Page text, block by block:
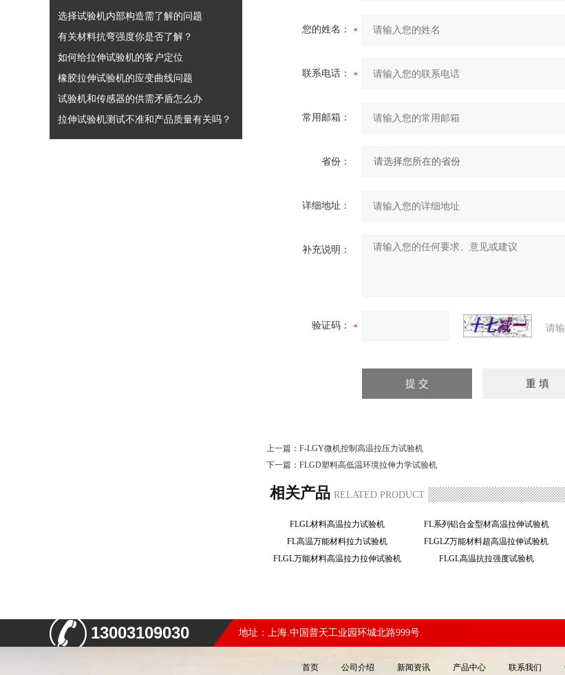
选择试验机内部构造需了解的问题
有关材料抗弯强度你是否了解？
如何给拉伸试验机的客户定位
橡胶拉伸试验机的应变曲线问题
试验机和传感器的供需矛盾怎么办
拉伸试验机测试不准和产品质量有关吗？
您的姓名：
联系电话：
常用邮箱：
省份：
详细地址：
补充说明：
验证码： 请
上一篇： F-LGY微机控制高温拉压力试验机
下一篇： FLGD塑料高低温环境拉伸力学试验机
相关产品 RELATED PRODUCT
FLGL材料高温拉力试验机 FL系列铝合金型材高温拉伸试验机
FL高温万能材料拉力试验机
FLGLZ万能材料超高温拉伸试验机
FLGL万能材料高温拉力拉伸试验机
FLGL高温抗拉强度试验机
13003109030 地址：上海.中国普天工业园环城北路999号
首页 公司介绍 新闻资讯 产品中心 联系我们